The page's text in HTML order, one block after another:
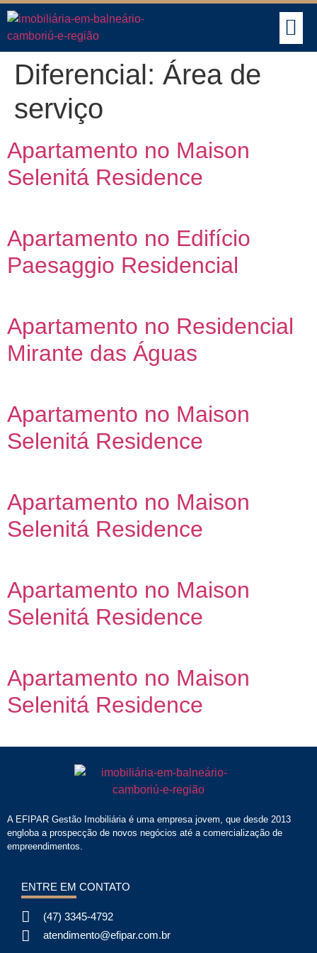
Diferencial: Área de
serviço
Apartamento no Maison
Selenitá Residence
Apartamento no Edifício
Paesaggio Residencial
Apartamento no Residencial
Mirante das Águas
Apartamento no Maison
Selenitá Residence
Apartamento no Maison
Selenitá Residence
Apartamento no Maison
Selenitá Residence
Apartamento no Maison
Selenitá Residence
A EFIPAR Gestão Imobiliária é uma empresa jovem, que desde 2013
engloba a prospecção de novos negócios até a comercialização de
empreendimentos.
ENTRE EM CONTATO
(47) 3345-4792
atendimento@efipar.com.br